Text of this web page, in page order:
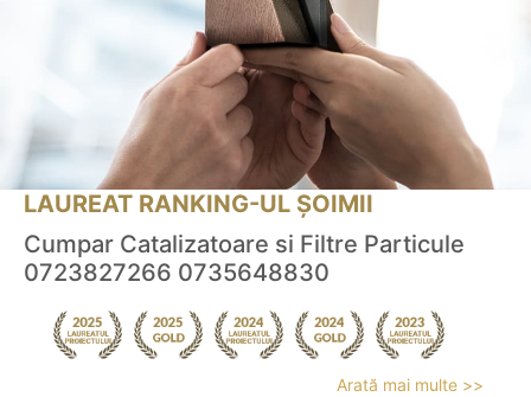
LAUREAT RANKING-UL ȘOIMII
Cumpar Catalizatoare si Filtre Particule
0723827266 0735648830
Arată mai multe >>